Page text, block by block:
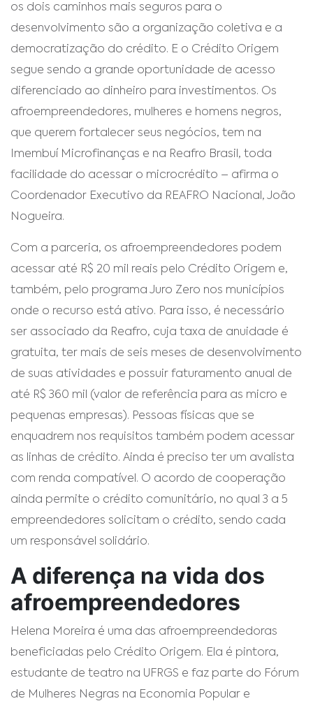
os dois caminhos mais seguros para o
desenvolvimento são a organização coletiva e a
democratização do crédito. E o Crédito Origem
segue sendo a grande oportunidade de acesso
diferenciado ao dinheiro para investimentos. Os
afroempreendedores, mulheres e homens negros,
que querem fortalecer seus negócios, tem na
Imembuí Microfinanças e na Reafro Brasil, toda
facilidade do acessar o microcrédito – afirma o
Coordenador Executivo da REAFRO Nacional, João
Nogueira.
Com a parceria, os afroempreendedores podem
acessar até R$ 20 mil reais pelo Crédito Origem e,
também, pelo programa Juro Zero nos municípios
onde o recurso está ativo. Para isso, é necessário
ser associado da Reafro, cuja taxa de anuidade é
gratuita, ter mais de seis meses de desenvolvimento
de suas atividades e possuir faturamento anual de
até R$ 360 mil (valor de referência para as micro e
pequenas empresas). Pessoas físicas que se
enquadrem nos requisitos também podem acessar
as linhas de crédito. Ainda é preciso ter um avalista
com renda compatível. O acordo de cooperação
ainda permite o crédito comunitário, no qual 3 a 5
empreendedores solicitam o crédito, sendo cada
um responsável solidário.
A diferença na vida dos
afroempreendedores
Helena Moreira é uma das afroempreendedoras
beneficiadas pelo Crédito Origem. Ela é pintora,
estudante de teatro na UFRGS e faz parte do Fórum
de Mulheres Negras na Economia Popular e